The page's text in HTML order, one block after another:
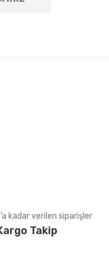
kadar verilen siparişler
Takip